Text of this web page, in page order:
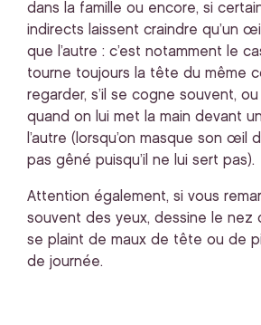
dans la famille ou encore, si
indirects laissent craindre qu’un
que l’autre : c’est notamment le
tourne toujours la tête du même
regarder, s’il se cogne souvent, ou
quand on lui met la main devant
l’autre (lorsqu’on masque son œil
pas gêné puisqu’il ne lui sert pas).
Attention également, si vous
souvent des yeux, dessine le nez
se plaint de maux de tête ou de
de journée.